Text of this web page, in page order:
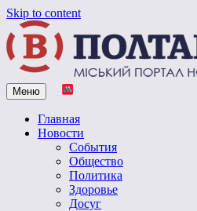
Skip to content
Vpoltave.info
Полтавский портал новостей
Меню
Главная
Новости
События
Общество
Политика
Здоровье
Досуг